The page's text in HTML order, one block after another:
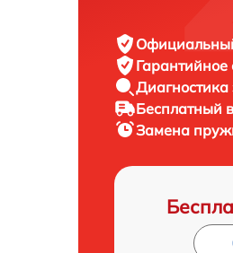
Диагностика
Бесплатный
Замена